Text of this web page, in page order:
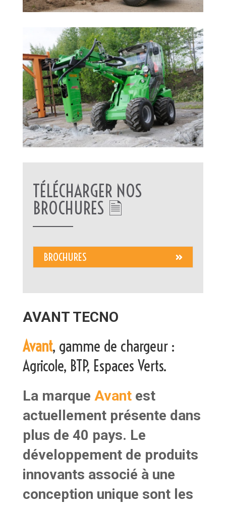
TÉLÉCHARGER NOS
BROCHURES 🗎
BROCHURES
AVANT TECNO
Avant, gamme de chargeur :
Agricole, BTP, Espaces Verts.
La marque Avant est
actuellement présente dans
plus de 40 pays. Le
développement de produits
innovants associé à une
conception unique sont les